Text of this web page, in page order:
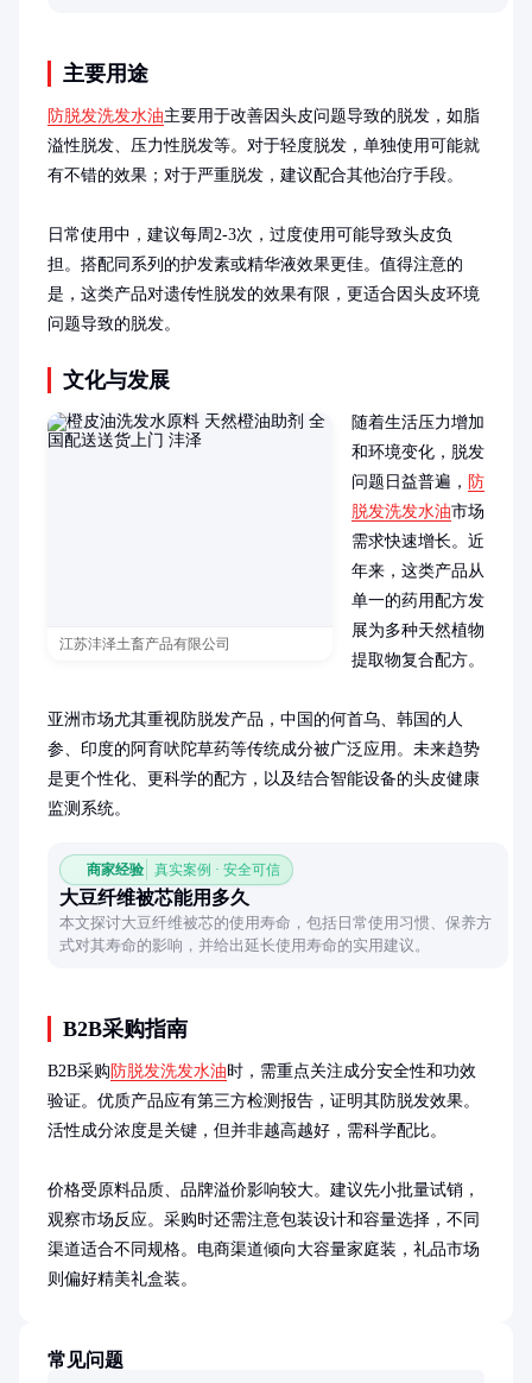
主要用途
防脱发洗发水油主要用于改善因头皮问题导致的脱发，如脂
溢性脱发、压力性脱发等。对于轻度脱发，单独使用可能就
有不错的效果；对于严重脱发，建议配合其他治疗手段。
日常使用中，建议每周2-3次，过度使用可能导致头皮负
担。搭配同系列的护发素或精华液效果更佳。值得注意的
是，这类产品对遗传性脱发的效果有限，更适合因头皮环境
问题导致的脱发。
文化与发展
江苏沣泽土畜产品有限公司
随着生活压力增加
和环境变化，脱发
问题日益普遍， 防
脱发洗发水油市场
需求快速增长。近
年来，这类产品从
单一的药用配方发
展为多种天然植物
提取物复合配方。
亚洲市场尤其重视防脱发产品，中国的何首乌、韩国的人
参、印度的阿育吠陀草药等传统成分被广泛应用。未来趋势
是更个性化、更科学的配方，以及结合智能设备的头皮健康
监测系统。
商家经验 真实案例 · 安全可信
大豆纤维被芯能用多久
本文探讨大豆纤维被芯的使用寿命，包括日常使用习惯、保养方
式对其寿命的影响，并给出延长使用寿命的实用建议。
B2B采购指南
B2B采购 防脱发洗发水油时，需重点关注成分安全性和功效
验证。优质产品应有第三方检测报告，证明其防脱发效果。
活性成分浓度是关键，但并非越高越好，需科学配比。
价格受原料品质、品牌溢价影响较大。建议先小批量试销，
观察市场反应。采购时还需注意包装设计和容量选择，不同
渠道适合不同规格。电商渠道倾向大容量家庭装，礼品市场
则偏好精美礼盒装。
常见问题